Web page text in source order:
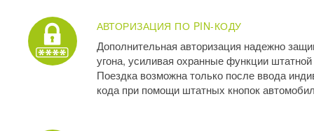
АВТОРИЗАЦИЯ ПО PIN-КОДУ
Дополнительная авторизация надежно
угона, усиливая охранные функции штатной
Поездка возможна только после ввода
кода при помощи штатных кнопок